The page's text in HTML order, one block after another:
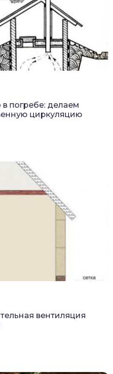
погребе: делаем
циркуляцию
вентиляция